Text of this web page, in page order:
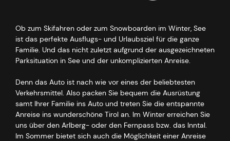
Ob zum Skifahren oder zum Snowboarden im Winter, See
ist das perfekte Ausflugs- und Urlaubsziel für die ganze
Familie. Und das nicht zuletzt aufgrund der ausgezeichneten
Parksituation in See und der unkomplizierten Anreise.
Denn das Auto ist nach wie vor eines der beliebtesten
Verkehrsmittel. Also packen Sie bequem die Ausrüstung
samt Ihrer Familie ins Auto und treten Sie die entspannte
Anreise ins wunderschöne Tirol an. Im Winter erreichen Sie
uns über den Arlberg- oder den Fernpass bzw. das Inntal.
Im Sommer bietet sich auch die Möglichkeit einer Anreise